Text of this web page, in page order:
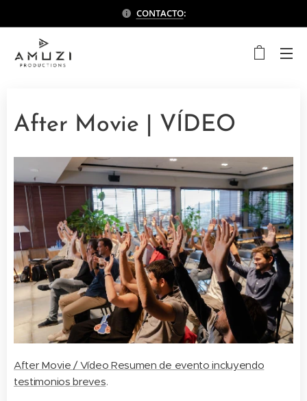
CONTACTO:
After Movie | VÍDEO
After Movie / Vídeo Resumen de evento incluyendo
testimonios breves.